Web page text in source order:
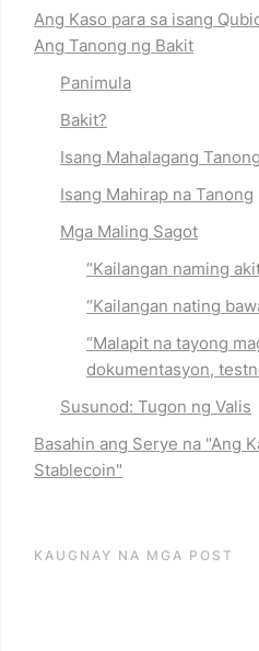
Ang Kaso para sa isang
Ang Tanong ng Bakit
Panimula
Bakit?
Isang Mahalagang Tanong
Isang Mahirap na Tanong
Mga Maling Sagot
“Kailangan naming
“Kailangan nating
“Malapit na tayong
dokumentasyon,
Susunod: Tugon ng Valis
Basahin ang Serye na "Ang
Stablecoin"
KAUGNAY NA MGA POST